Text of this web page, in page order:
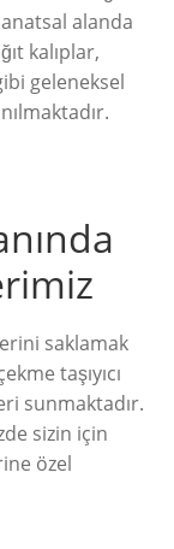
alanda
kalıplar,
geleneksel
saklamak
taşıyıcı
sunmaktadır.
sizin için
özel